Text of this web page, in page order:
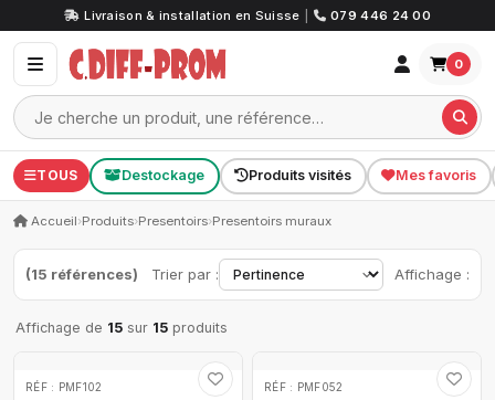
Livraison & installation en Suisse 079 446 24 00
0
TOUS Destockage Produits visités Mes favoris
Accueil›Produits›Presentoirs›Presentoirs muraux
(15 références) Trier par : Affichage :
Affichage de 15 sur 15 produits
RÉF : PMF102 RÉF : PMF052